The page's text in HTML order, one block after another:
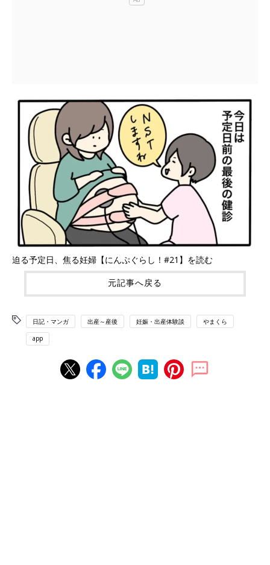
迫る予定日、焦る妊婦【にんぷぐらし！#21】を読む
元記事へ戻る
日記・マンガ 出産～産後 妊娠・出産体験談 やまくら
app